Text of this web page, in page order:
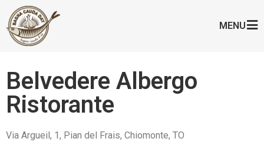
MENU
Belvedere Albergo
Ristorante
Via Argueil, 1, Pian del Frais, Chiomonte, TO